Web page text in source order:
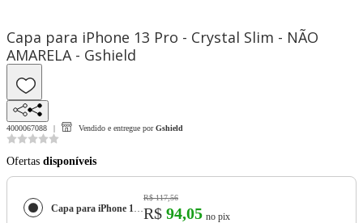
Capa para iPhone 13 Pro - Crystal Slim - NÃO
AMARELA - Gshield
4000067088 Vendido e entregue por Gshield
Ofertas disponíveis
Capa para iPhone 13 Pro - Crystal Slim - NÃO AMARELA - Gshield
R$ 117,56
R$ 94,05 no pix